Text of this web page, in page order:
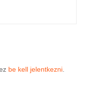
be kell jelentkezni.